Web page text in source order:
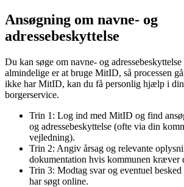
Ansøgning om navne- og
adressebeskyttelse
Du kan søge om navne- og
almindelige er at bruge MitID, så processen
ikke har MitID, kan du få personlig hjælp i
borgerservice.
Trin 1: Log ind med MitID og find
og adressebeskyttelse (ofte via din
vejledning).
Trin 2: Angiv årsag og relevante
dokumentation hvis kommunen kræver
Trin 3: Modtag svar og eventuel
har søgt online.